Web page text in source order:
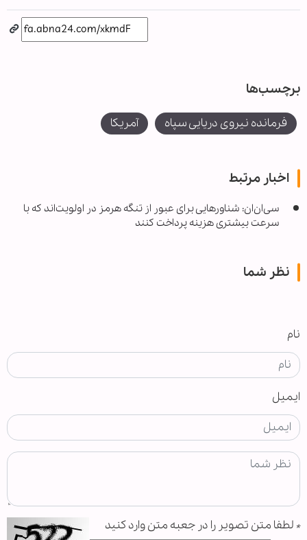
برچسب‌ها
فرمانده نیروی دریایی سپاه آمریکا
اخبار مرتبط
سی‌ان‌ان: شناورهایی برای عبور از تنگه هرمز در اولویت‌اند که با
سرعت بیشتری هزینه‌ پرداخت کنند
نظر شما
نام
ایمیل
* لطفا متن تصویر را در جعبه متن وارد کنید